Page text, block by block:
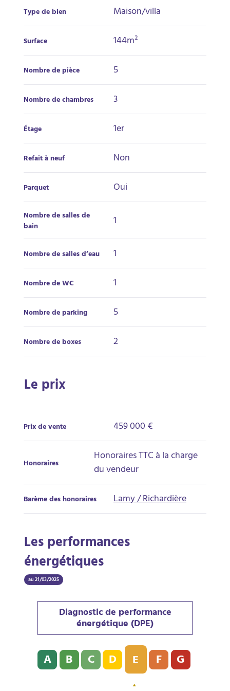
Type de bien Maison/villa
Surface 144m²
Nombre de pièce 5
Nombre de chambres 3
Étage 1er
Refait à neuf Non
Parquet Oui
Nombre de salles de
bain 1
Nombre de salles d’eau 1
Nombre de WC 1
Nombre de parking 5
Nombre de boxes 2
Le prix
Prix de vente 459 000 €
Honoraires Honoraires TTC à la charge
du vendeur
Barème des honoraires Lamy / Richardière
Les performances
énergétiques
au 21/03/2025
Diagnostic de performance
énergétique (DPE)
Diagnostic de performance énergétique (DPE) : E -
A B C D E F G